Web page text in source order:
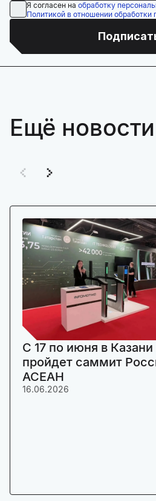
Я согласен на обработку
Политикой в отношении обработки
Ещё новости
C 17 по июня в Казани
пройдет саммит
АСЕАН
16.06.2026